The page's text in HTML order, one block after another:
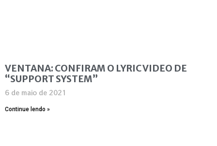
VENTANA: CONFIRAM O LYRIC VIDEO DE
“SUPPORT SYSTEM”
6 de maio de 2021
Continue lendo »